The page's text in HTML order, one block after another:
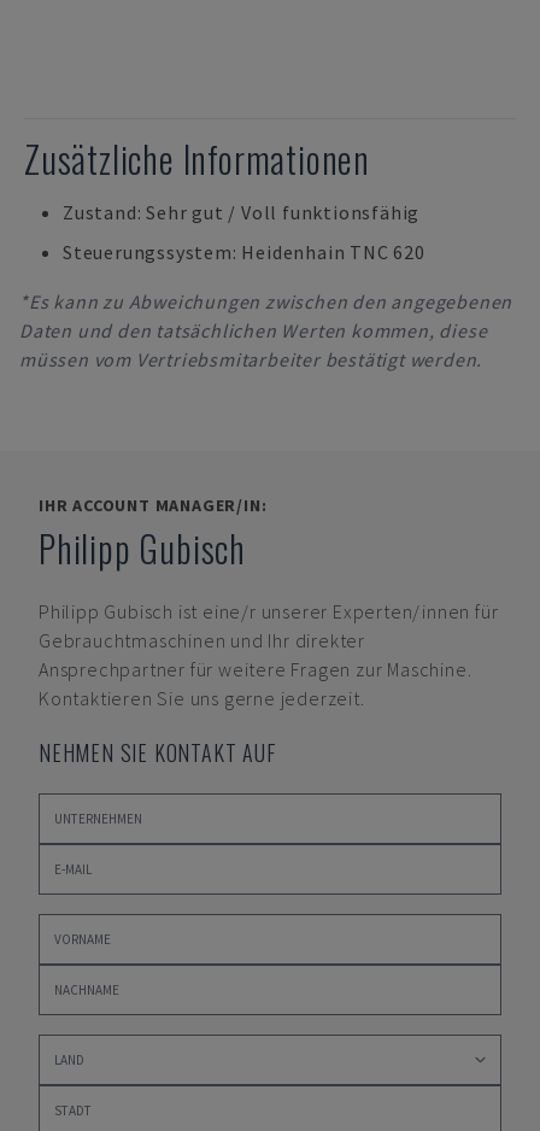
Zusätzliche Informationen
Zustand: Sehr gut / Voll funktionsfähig
Steuerungssystem: Heidenhain TNC 620
*Es kann zu Abweichungen zwischen den angegebenen
Daten und den tatsächlichen Werten kommen, diese
müssen vom Vertriebsmitarbeiter bestätigt werden.
IHR ACCOUNT MANAGER/IN:
Philipp Gubisch
Philipp Gubisch ist eine/r unserer Experten/innen für
Gebrauchtmaschinen und Ihr direkter
Ansprechpartner für weitere Fragen zur Maschine.
Kontaktieren Sie uns gerne jederzeit.
NEHMEN SIE KONTAKT AUF